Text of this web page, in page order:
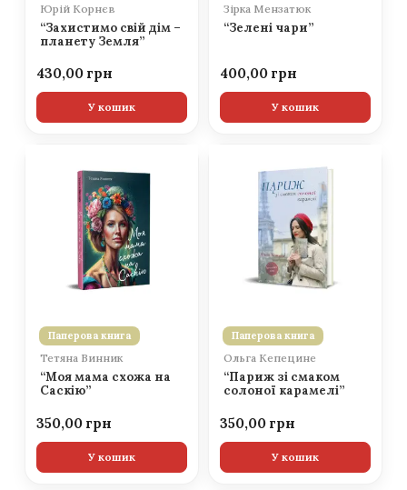
Юрій Корнєв
“Захистимо свій дім –
планету Земля”
430,00
У кошик
Зірка Мензатюк
“Зелені чари”
400,00
У кошик
Паперова книга
Тетяна Винник
“Моя мама схожа на
Саскію”
350,00
У кошик
Паперова книга
Ольга Кепецине
“Париж зі смаком
солоної карамелі”
350,00
У кошик